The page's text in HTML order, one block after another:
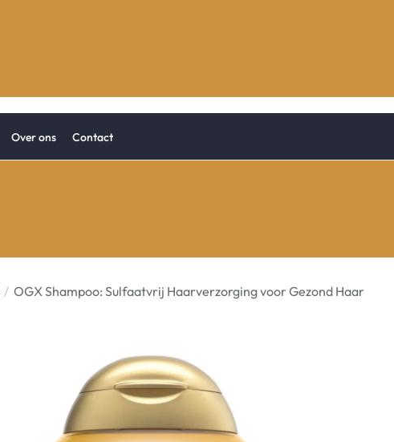
Over ons Contact
OGX Shampoo: Sulfaatvrij Haarverzorging voor Gezond Haar